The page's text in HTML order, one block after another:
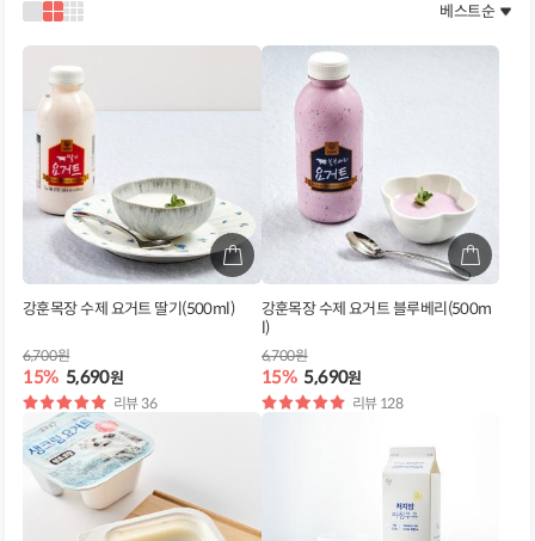
1
열
2
열
로
보
기
3
열
로
보
기
베스트순
강훈목장 수제 요거트 딸기(500ml)
15% 5,690원
6,700원
별
리뷰 36
강훈목장 수제 요거트 블루베리(500m
l)
15% 5,690원
6,700원
별
리뷰 128